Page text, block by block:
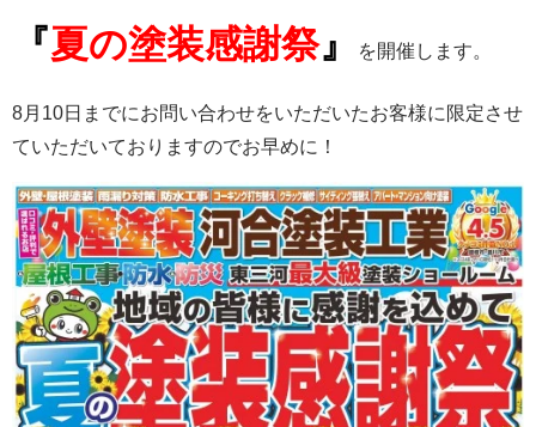
『夏の塗装感謝祭』 を開催します。
8月10日までにお問い合わせをいただいたお客様に限定させ
ていただいておりますのでお早めに！